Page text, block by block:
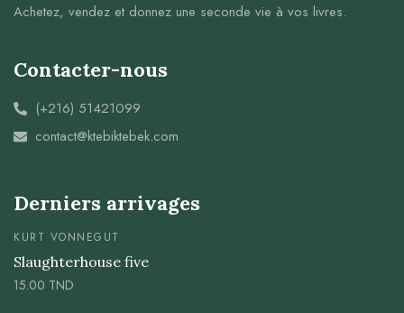
Achetez, vendez et donnez une seconde vie à vos livres.
Contacter-nous
(+216) 51421099
contact@ktebiktebek.com
Derniers arrivages
KURT VONNEGUT
Slaughterhouse five
15.00 TND